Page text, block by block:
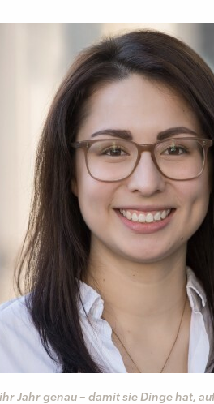
Jahr genau – damit sie Dinge hat,